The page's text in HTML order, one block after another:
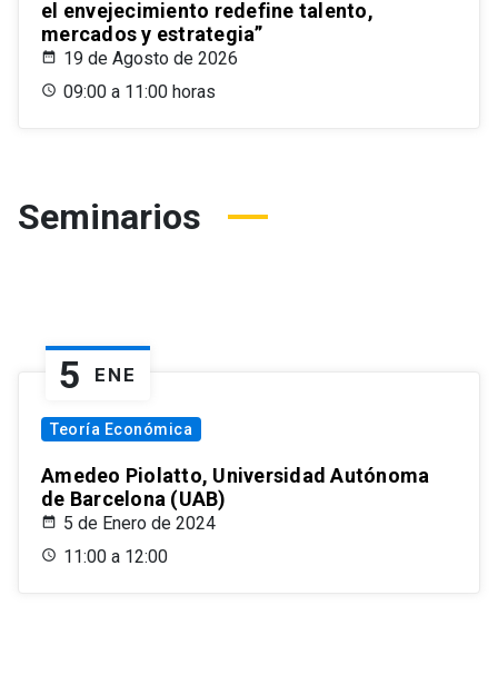
el envejecimiento redefine talento,
mercados y estrategia”
19 de Agosto de 2026
09:00 a 11:00 horas
Seminarios
5 ENE
Teoría Económica
Amedeo Piolatto, Universidad Autónoma
de Barcelona (UAB)
5 de Enero de 2024
11:00 a 12:00